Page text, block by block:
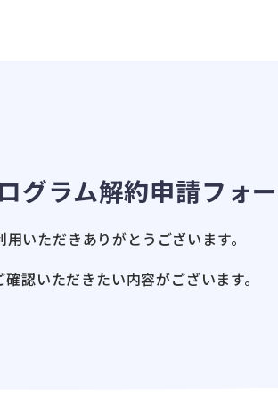
グラム解約申請フォ
用いただきありがとうございます。
認いただきたい内容がございます。